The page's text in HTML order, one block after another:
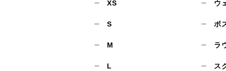
XS
S
M
L
ウ
ボ
ラ
ス